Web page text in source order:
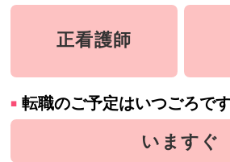
正看護師
転職のご予定はいつごろで
いますぐ